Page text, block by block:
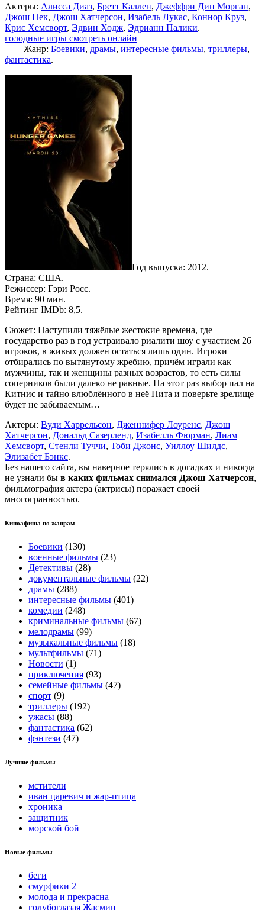
Актеры: Алисса Диаз, Бретт Каллен, Джеффри Дин Морган,
Джош Пек, Джош Хатчерсон, Изабель Лукас, Коннор Круз,
Крис Хемсворт, Эдвин Ходж, Эдрианн Палики.
голодные игры смотреть онлайн
Жанр: Боевики, драмы, интересные фильмы, триллеры,
фантастика.
Год выпуска: 2012.
Страна: США.
Режиссер: Гэри Росс.
Время: 90 мин.
Рейтинг IMDb: 8,5.
Сюжет: Наступили тяжёлые жестокие времена, где
государство раз в год устраивало риалити шоу с участием 26
игроков, в живых должен остаться лишь один. Игроки
отбирались по вытянутому жребию, причём играли как
мужчины, так и женщины разных возрастов, то есть силы
соперников были далеко не равные. На этот раз выбор пал на
Китнис и тайно влюблённого в неё Пита и поверьте зрелище
будет не забываемым…
Актеры: Вуди Харрельсон, Дженнифер Лоуренс, Джош
Хатчерсон, Дональд Сазерленд, Изабелль Фюрман, Лиам
Хемсворт, Стенли Туччи, Тоби Джонс, Уиллоу Шилдс,
Элизабет Бэнкс.
Без нашего сайта, вы наверное терялись в догадках и никогда
не узнали бы в каких фильмах снимался Джош Хатчерсон,
фильмография актера (актрисы) поражает своей
многогранностью.
Киноафиша по жанрам
Боевики (130)
военные фильмы (23)
Детективы (28)
документальные фильмы (22)
драмы (288)
интересные фильмы (401)
комедии (248)
криминальные фильмы (67)
мелодрамы (99)
музыкальные фильмы (18)
мультфильмы (71)
Новости (1)
приключения (93)
семейные фильмы (47)
спорт (9)
триллеры (192)
ужасы (88)
фантастика (62)
фэнтези (47)
Лучшие фильмы
мстители
иван царевич и жар-птица
хроника
защитник
морской бой
Новые фильмы
беги
смурфики 2
молода и прекрасна
голубоглазая Жасмин